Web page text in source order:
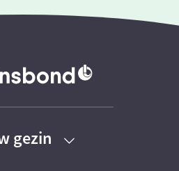
gezin